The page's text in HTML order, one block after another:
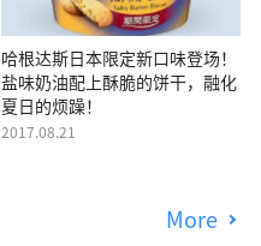
哈根达斯日本限定新口味登场！
盐味奶油配上酥脆的饼干，融化
夏日的烦躁！
2017.08.21
More